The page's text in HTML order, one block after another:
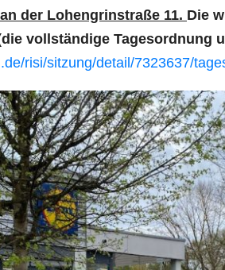
der Lohengrinstraße 11. Die
vollständige Tagesordnung
risi/sitzung/detail/7323637/